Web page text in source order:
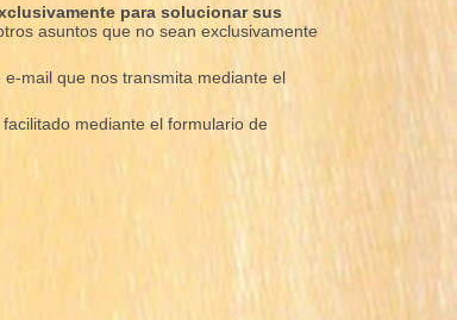
para solucionar sus
asuntos que no sean exclusivamente
mail que nos transmita mediante el
mediante el formulario de